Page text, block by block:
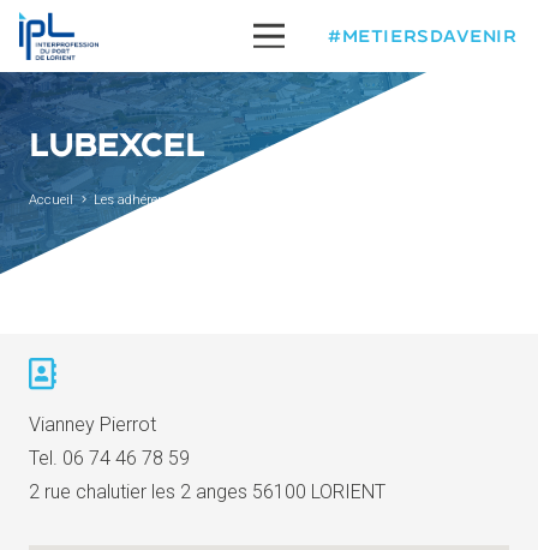
#METIERSDAVENIR
LUBEXCEL
Accueil Les adhérents
Vianney Pierrot
Tel. 06 74 46 78 59
2 rue chalutier les 2 anges 56100 LORIENT